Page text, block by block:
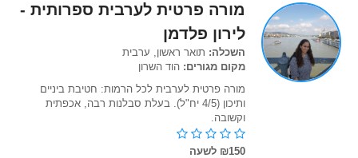
מורה פרטית לערבית ספרותית -
לירון פלדמן
השכלה: תואר ראשון, ערבית
מקום מגורים: הוד השרון
מורה פרטית לערבית לכל הרמות: חטיבת ביניים
ותיכון (4/5 יח"ל). בעלת סבלנות רבה, אכפתית
וקשובה.
₪150 לשעה